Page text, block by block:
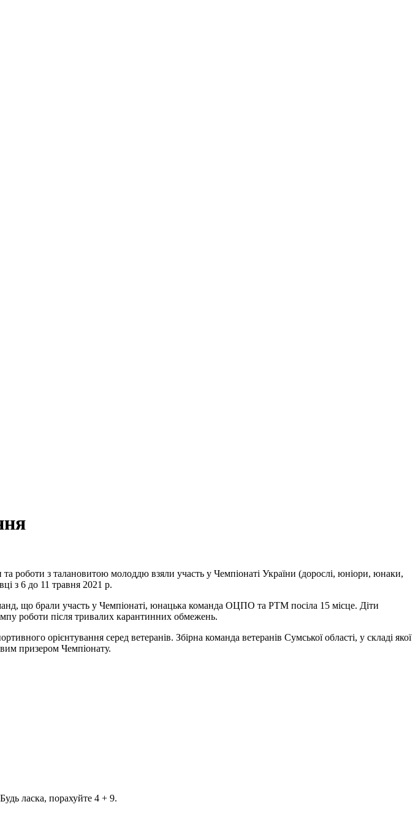
роботи з талановитою молоддю взяли участь у Чемпіонаті України (дорослі, юніори, юнаки,
з 6 до 11 травня 2021 р.
що брали участь у Чемпіонаті, юнацька команда ОЦПО та РТМ посіла 15 місце. Діти
роботи після тривалих карантинних обмежень.
орієнтування серед ветеранів. Збірна команда ветеранів Сумської області, у складі якої
призером Чемпіонату.
Будь ласка, порахуйте 4 + 9.